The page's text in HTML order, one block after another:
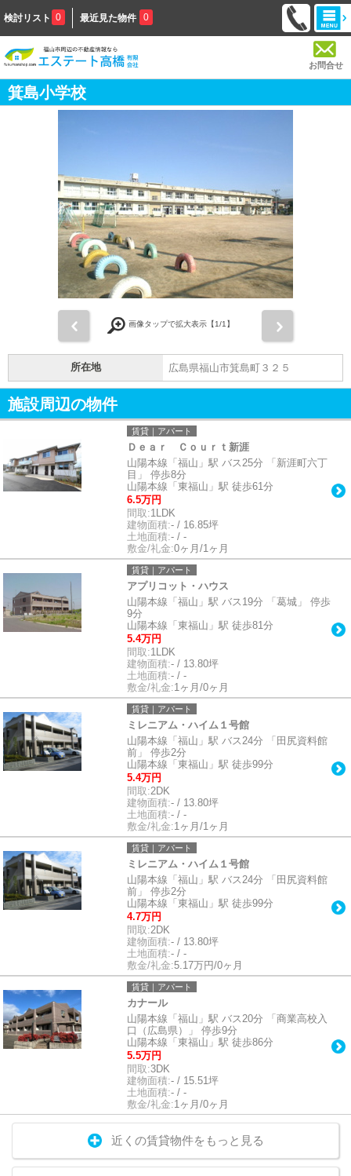
検討リスト 0 最近見た物件 0
お問合せ
箕島小学校
画像タップで拡大表示【1/1】
所在地 広島県福山市箕島町３２５
施設周辺の物件
賃貸｜アパート
Ｄｅａｒ Ｃｏｕｒｔ新涯
山陽本線「福山」駅 バス25分 「新涯町六丁
目」 停歩8分
山陽本線「東福山」駅 徒歩61分
6.5万円
間取:1LDK
建物面積:- / 16.85坪
土地面積:- / -
敷金/礼金:0ヶ月/1ヶ月
賃貸｜アパート
アプリコット・ハウス
山陽本線「福山」駅 バス19分 「葛城」 停歩
9分
山陽本線「東福山」駅 徒歩81分
5.4万円
間取:1LDK
建物面積:- / 13.80坪
土地面積:- / -
敷金/礼金:1ヶ月/0ヶ月
賃貸｜アパート
ミレニアム・ハイム１号館
山陽本線「福山」駅 バス24分 「田尻資料館
前」 停歩2分
山陽本線「東福山」駅 徒歩99分
5.4万円
間取:2DK
建物面積:- / 13.80坪
土地面積:- / -
敷金/礼金:1ヶ月/1ヶ月
賃貸｜アパート
ミレニアム・ハイム１号館
山陽本線「福山」駅 バス24分 「田尻資料館
前」 停歩2分
山陽本線「東福山」駅 徒歩99分
4.7万円
間取:2DK
建物面積:- / 13.80坪
土地面積:- / -
敷金/礼金:5.17万円/0ヶ月
賃貸｜アパート
カナール
山陽本線「福山」駅 バス20分 「商業高校入
口（広島県）」 停歩9分
山陽本線「東福山」駅 徒歩86分
5.5万円
間取:3DK
建物面積:- / 15.51坪
土地面積:- / -
敷金/礼金:1ヶ月/0ヶ月
近くの賃貸物件をもっと見る